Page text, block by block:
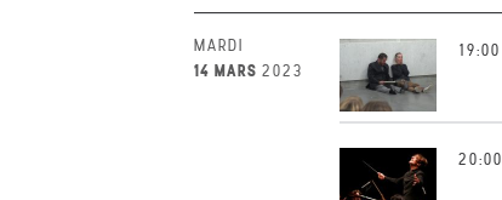
MARDI
14 MARS 2023
19:00
20:00